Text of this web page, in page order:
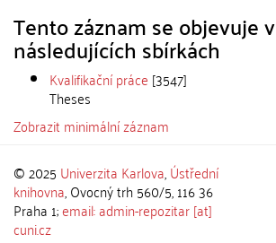
Tento záznam se objevuje v
následujících sbírkách
Kvalifikační práce [3547]
Theses
Zobrazit minimální záznam
© 2025 Univerzita Karlova,Ústřední
knihovna, Ovocný trh 560/5, 116 36
Praha 1;email: admin-repozitar [at]
cuni.cz